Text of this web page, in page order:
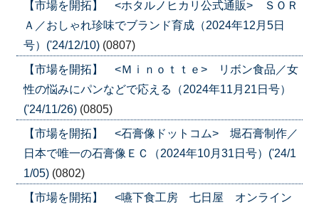
【市場を開拓】 <ホタルノヒカリ公式通販> ＳＯＲ
Ａ／おしゃれ珍味でブランド育成（2024年12月5日
号）('24/12/10) (0807)
【市場を開拓】 <Ｍｉｎｏｔｔｅ> リボン食品／女
性の悩みにパンなどで応える（2024年11月21日号）
('24/11/26) (0805)
【市場を開拓】 <石膏像ドットコム> 堀石膏制作／
日本で唯一の石膏像ＥＣ（2024年10月31日号）('24/1
1/05) (0802)
【市場を開拓】 <嚥下食工房 七日屋 オンライン